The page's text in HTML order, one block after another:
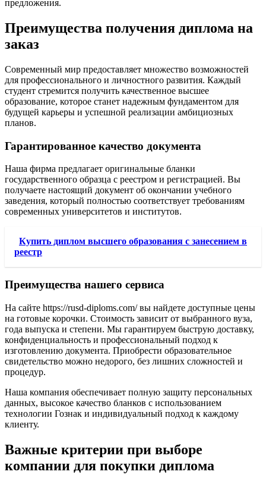
предложения.
Преимущества получения диплома на
заказ
Современный мир предоставляет множество возможностей
для профессионального и личностного развития. Каждый
студент стремится получить качественное высшее
образование, которое станет надежным фундаментом для
будущей карьеры и успешной реализации амбициозных
планов.
Гарантированное качество документа
Наша фирма предлагает оригинальные бланки
государственного образца с реестром и регистрацией. Вы
получаете настоящий документ об окончании учебного
заведения, который полностью соответствует требованиям
современных университетов и институтов.
Купить диплом высшего образования с занесением в
реестр
Преимущества нашего сервиса
На сайте https://rusd-diploms.com/ вы найдете доступные цены
на готовые корочки. Стоимость зависит от выбранного вуза,
года выпуска и степени. Мы гарантируем быструю доставку,
конфиденциальность и профессиональный подход к
изготовлению документа. Приобрести образовательное
свидетельство можно недорого, без лишних сложностей и
процедур.
Наша компания обеспечивает полную защиту персональных
данных, высокое качество бланков с использованием
технологии Гознак и индивидуальный подход к каждому
клиенту.
Важные критерии при выборе
компании для покупки диплома